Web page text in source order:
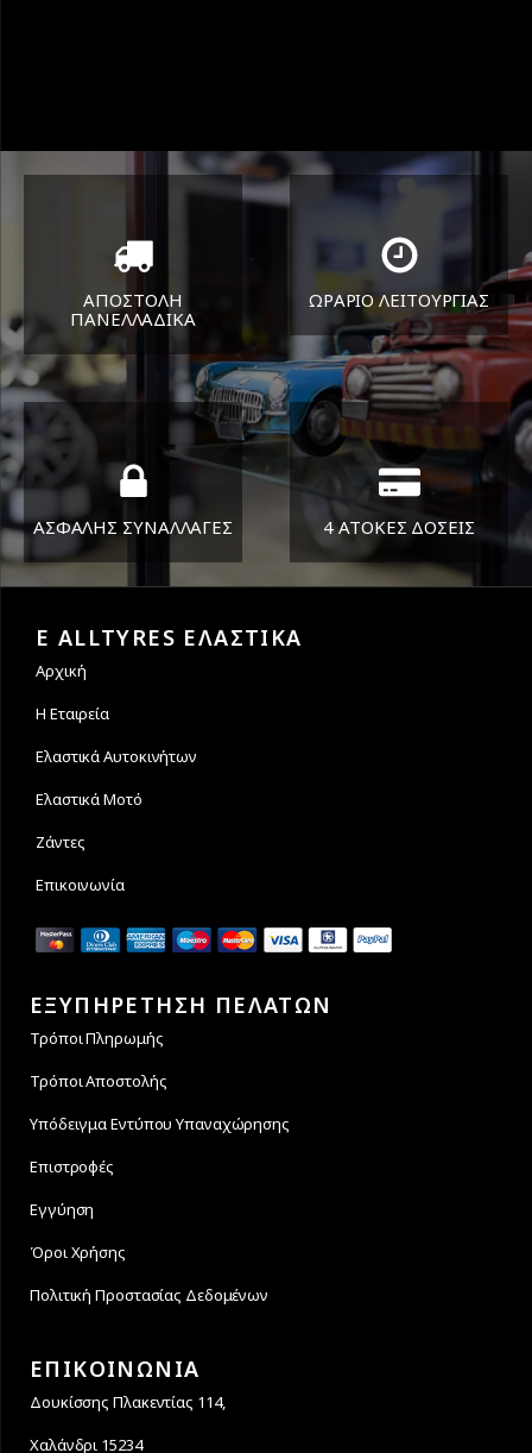
ΑΠΟΣΤΟΛΗ
ΠΑΝΕΛΛΑΔΙΚA
Όπου και αν είστε θα σας
στείλουμε τα ελαστικά σας
ΩΡΑΡΙΟ ΛΕΙΤΟΥΡΓΙΑΣ
ΔΕΥ-ΠΑΡ 8:30-17:30
ΣΑΒ 8:30-13:30
ΑΣΦΑΛΗΣ ΣΥΝΑΛΛΑΓΕΣ 4 ΑΤΟΚΕΣ ΔΟΣΕΙΣ
E ALLTYRES ΕΛΑΣΤΙΚΑ
Αρχική
Η Εταιρεία
Ελαστικά Αυτοκινήτων
Ελαστικά Μοτό
Ζάντες
Επικοινωνία
ΕΞΥΠΗΡΕΤΗΣΗ ΠΕΛΑΤΩΝ
Τρόποι Πληρωμής
Τρόποι Αποστολής
Υπόδειγμα Εντύπου Υπαναχώρησης
Επιστροφές
Εγγύηση
Όροι Χρήσης
Πολιτική Προστασίας Δεδομένων
ΕΠΙΚΟΙΝΩΝΙΑ
Δουκίσσης Πλακεντίας 114,
Χαλάνδρι 15234